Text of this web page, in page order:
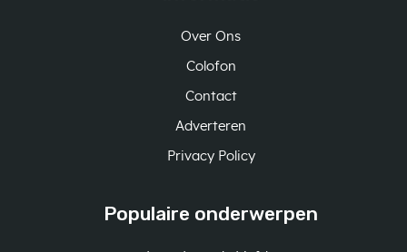
Over Ons
Colofon
Contact
Adverteren
Privacy Policy
Populaire onderwerpen